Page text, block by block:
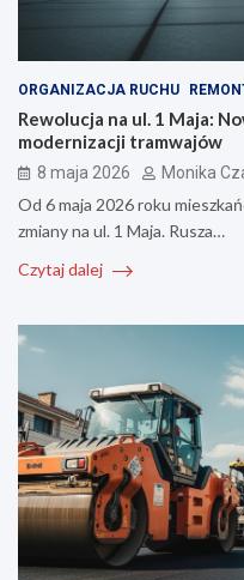
ORGANIZACJA RUCHU
Rewolucja na ul. 1 Maja:
modernizacji tramwajów
8 maja 2026 Monika
Od 6 maja 2026 roku
zmiany na ul. 1 Maja. Rusza…
Czytaj dalej